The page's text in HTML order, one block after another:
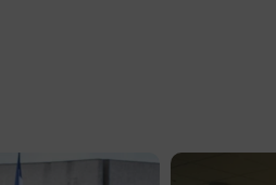
En savoir plus